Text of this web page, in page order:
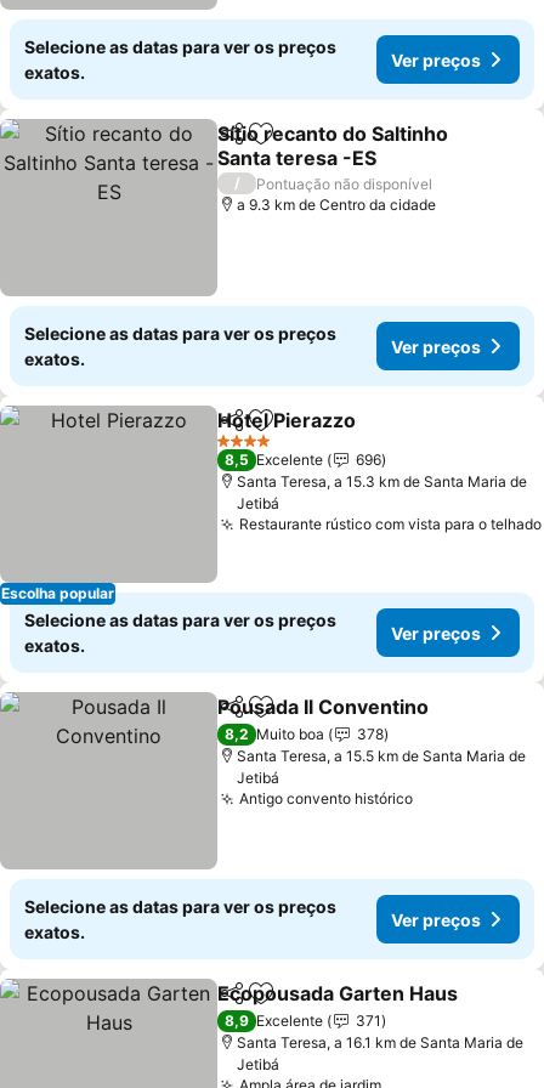
Selecione as datas para ver os preços
exatos.
Ver preços
PartilharAdicionar aos favoritos
Sítio recanto do Saltinho
Santa teresa -ES
Ver preços
/
Pontuação não disponível
a 9.3 km de Centro da cidade
Selecione as datas para ver os preços
exatos.
Ver preços
Escolha popular
PartilharAdicionar aos favoritos
Hotel Pierazzo
4 Estrelas
8,5 Excelente
696
Santa Teresa, a 15.3 km de Santa Maria de
Jetibá
Restaurante rústico com vista para o telhado
Selecione as datas para ver os preços
exatos.
Ver preços
PartilharAdicionar aos favoritos
Pousada Il Conventino
8,2 Muito boa
378
Santa Teresa, a 15.5 km de Santa Maria de
Jetibá
Antigo convento históricoVer preços
Selecione as datas para ver os preços
exatos.
Ver preços
PartilharAdicionar aos favoritos
Ecopousada Garten Haus
8,9 Excelente
371
Santa Teresa, a 16.1 km de Santa Maria de
Jetibá